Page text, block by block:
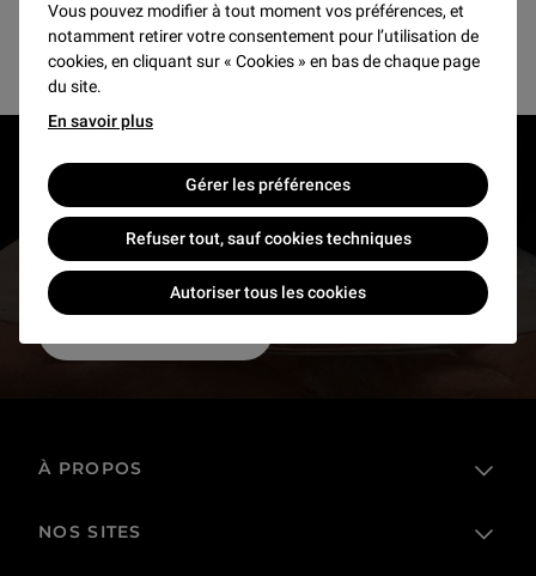
Vous pouvez modifier à tout moment vos préférences, et
notamment retirer votre consentement pour l’utilisation de
cookies, en cliquant sur « Cookies » en bas de chaque page
du site.
En savoir plus
Gérer les préférences
Refuser tout, sauf cookies techniques
Autoriser tous les cookies
Pas de résultats pour ce mois
RESTONS EN CONTACT
Recevez des nouvelles du Louvre selon vos goûts
À PROPOS
L'établissement public
NOS SITES